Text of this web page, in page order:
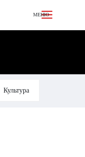
МЕНЮ
Культура